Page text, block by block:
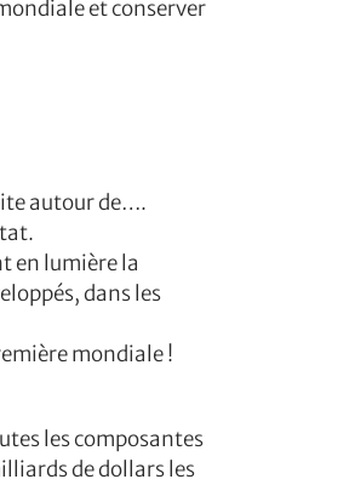
et conserver
autour de….
en lumière la
dans les
mondiale !
les composantes
de dollars les